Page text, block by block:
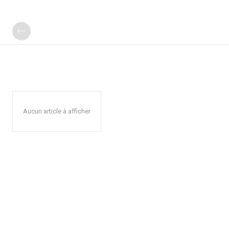
Aucun article à afficher